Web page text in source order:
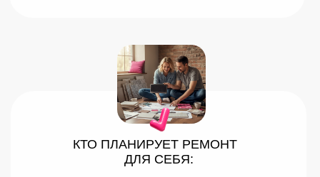
КТО ПЛАНИРУЕТ РЕМОНТ
ДЛЯ СЕБЯ: